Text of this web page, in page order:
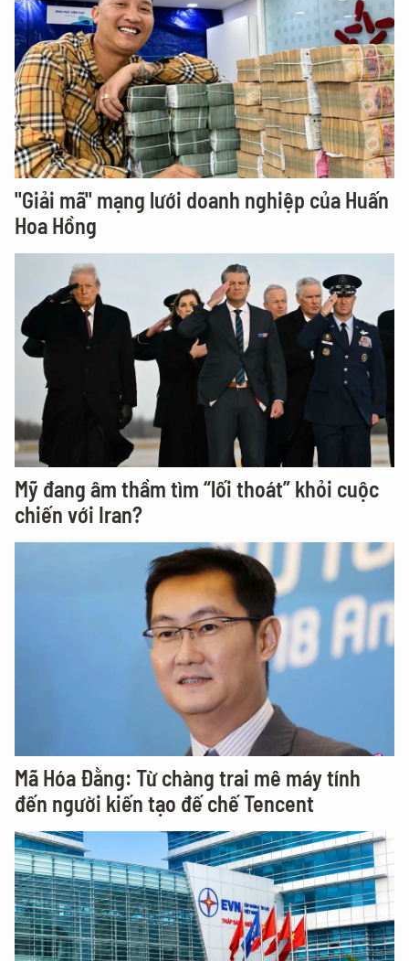
"Giải mã" mạng lưới doanh nghiệp của Huấn
Hoa Hồng
Mỹ đang âm thầm tìm “lối thoát” khỏi cuộc
chiến với Iran?
Mã Hóa Đằng: Từ chàng trai mê máy tính
đến người kiến tạo đế chế Tencent